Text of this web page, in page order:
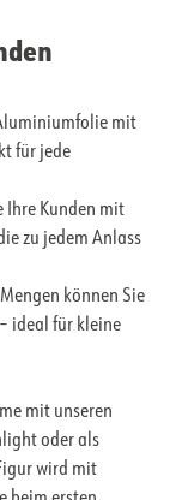
mit
für jede
Ihre Kunden mit
zu jedem Anlass
können Sie
ideal für kleine
mit unseren
oder als
wird mit